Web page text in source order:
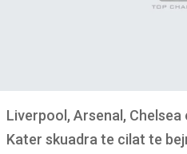
Liverpool, Arsenal,
Kater skuadra te cilat te